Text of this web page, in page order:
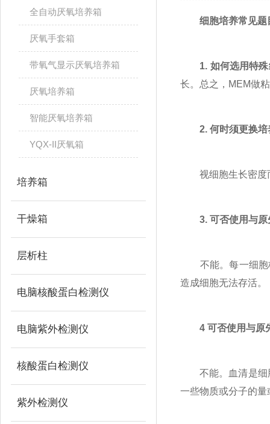
全自动厌氧培养箱
厌氧手套箱
带氧气显示厌氧培养箱
厌氧培养箱
智能厌氧培养箱
YQX-II厌氧箱
培养箱
干燥箱
层析柱
电脑核酸蛋白检测仪
电脑紫外检测仪
核酸蛋白检测仪
紫外检测仪
细胞培养常见题
1. 如何选用特
长。总之，MEM做
2. 何时须更换培
视细胞生长密度而
3. 可否使用与
不能。每一细胞株
造成细胞无法存活。
4 可否使用与原
不能。血清是细胞
一些物质或分子的